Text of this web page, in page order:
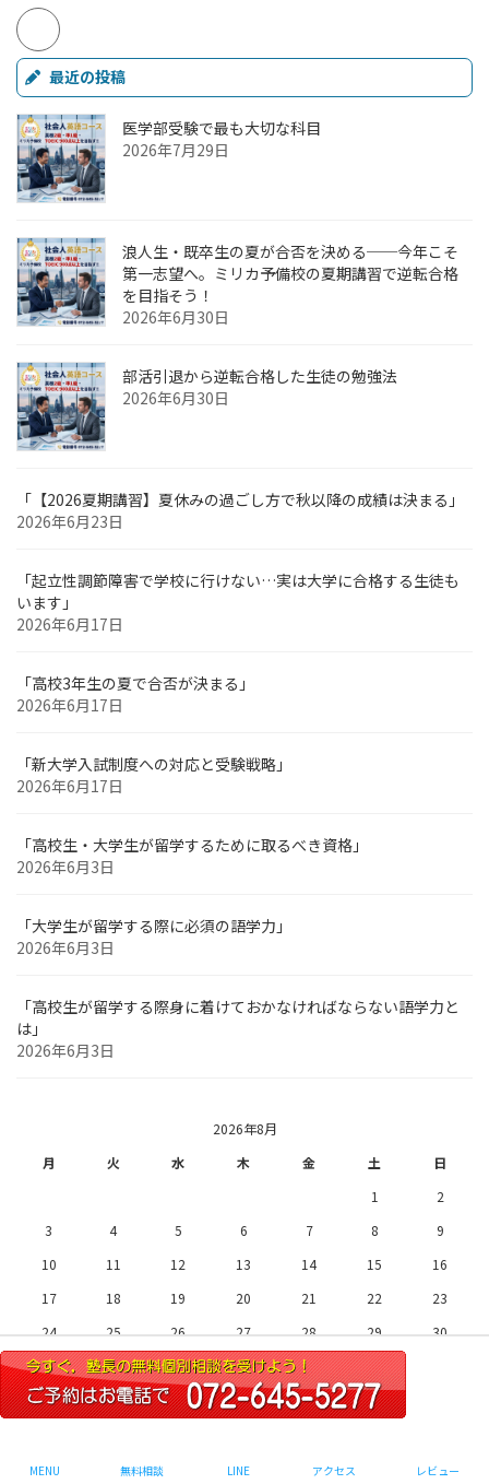
最近の投稿
医学部受験で最も大切な科目
2026年7月29日
浪人生・既卒生の夏が合否を決める──今年こそ
第一志望へ。ミリカ予備校の夏期講習で逆転合格
を目指そう！
2026年6月30日
部活引退から逆転合格した生徒の勉強法
2026年6月30日
「【2026夏期講習】夏休みの過ごし方で秋以降の成績は決まる」
2026年6月23日
「起立性調節障害で学校に行けない…実は大学に合格する生徒も
います」
2026年6月17日
「高校3年生の夏で合否が決まる」
2026年6月17日
「新大学入試制度への対応と受験戦略」
2026年6月17日
「高校生・大学生が留学するために取るべき資格」
2026年6月3日
「大学生が留学する際に必須の語学力」
2026年6月3日
「高校生が留学する際身に着けておかなければならない語学力と
は」
2026年6月3日
2026年8月
月
火 水 木 金 土
日
1
2
3
4 5 6 7 8
9
10
11 12 13 14 15
16
17
18 19 20 21 22
23
24
25 26 27 28 29
30
31
« 7月
Copyright © 圧倒的実績ミリカ予備校 All Rights Reserved.
MENU 無料相談 LINE アクセス レビュー